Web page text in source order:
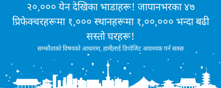
२०,००० येन देखिका भाडाहरू! जापानभरका ४७
प्रिफेक्चरहरूमा १,००० स्थानहरूमा १,००,००० भन्दा बढी
सस्तो घरहरू!
सम्झौताको विषयको आधारमा, हामीलाई डिपोजिट आवश्यक पर्न सक्छ